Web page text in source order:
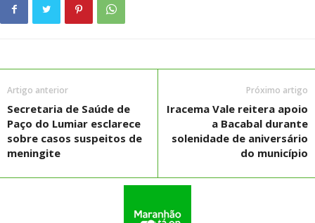
Artigo anterior
Secretaria de Saúde de
Paço do Lumiar esclarece
sobre casos suspeitos de
meningite
Próximo artigo
Iracema Vale reitera apoio
a Bacabal durante
solenidade de aniversário
do município